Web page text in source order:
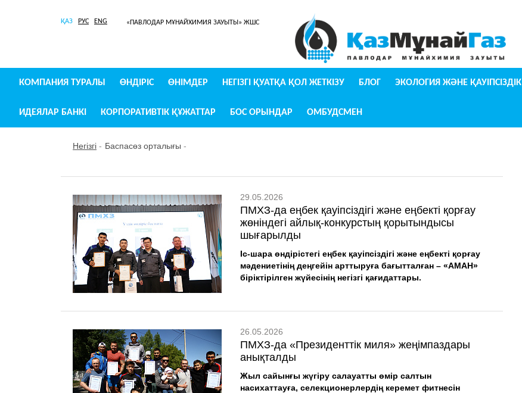
ҚАЗ РУС ENG «ПАВЛОДАР МҰНАЙХИМИЯ ЗАУЫТЫ» ЖШС
КОМПАНИЯ ТУРАЛЫ ӨНДІРІС ӨНІМДЕР НЕГІЗГІ ҚУАТҚА ҚОЛ ЖЕТКІЗУ БЛОГ ЭКОЛОГИЯ ЖӘНЕ ҚАУІПСІЗДІК
ИДЕЯЛАР БАНКІ КОРПОРАТИВТІК ҚҰЖАТТАР БОС ОРЫНДАР ОМБУДСМЕН
Негізгі Баспасөз орталығы
29.05.2026
ПМХЗ-да еңбек қауіпсіздігі және еңбекті қорғау
жөніндегі айлық-конкурстың қорытындысы
шығарылды
Іс-шара өндірістегі еңбек қауіпсіздігі және еңбекті қорғау
мәдениетінің деңгейін арттыруға бағытталған – «АМАН»
біріктірілген жүйесінің негізгі қағидаттары.
26.05.2026
ПМХЗ-да «Президенттік миля» жеңімпаздары
анықталды
Жыл сайынғы жүгіру салауатты өмір салтын
насихаттауға, селекционерлердің керемет фитнесін